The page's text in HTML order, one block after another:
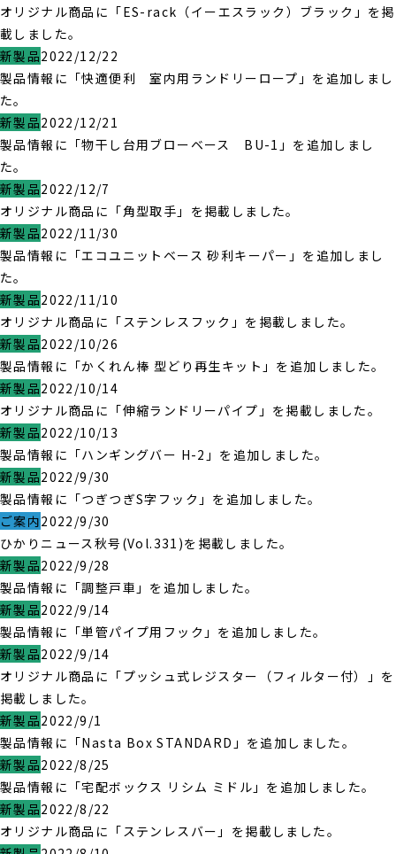
オリジナル商品に「ES-rack（イーエスラック）ブラック」を掲
載しました。
新製品2022/12/22
製品情報に「快適便利 室内用ランドリーロープ」を追加しまし
た。
新製品2022/12/21
製品情報に「物干し台用ブローベース BU-1」を追加しまし
た。
新製品2022/12/7
オリジナル商品に「角型取手」を掲載しました。
新製品2022/11/30
製品情報に「エコユニットベース 砂利キーパー」を追加しまし
た。
新製品2022/11/10
オリジナル商品に「ステンレスフック」を掲載しました。
新製品2022/10/26
製品情報に「かくれん棒 型どり再生キット」を追加しました。
新製品2022/10/14
オリジナル商品に「伸縮ランドリーパイプ」を掲載しました。
新製品2022/10/13
製品情報に「ハンギングバー H-2」を追加しました。
新製品2022/9/30
製品情報に「つぎつぎS字フック」を追加しました。
ご案内2022/9/30
ひかりニュース秋号(Vol.331)を掲載しました。
新製品2022/9/28
製品情報に「調整戸車」を追加しました。
新製品2022/9/14
製品情報に「単管パイプ用フック」を追加しました。
新製品2022/9/14
オリジナル商品に「プッシュ式レジスター（フィルター付）」を
掲載しました。
新製品2022/9/1
製品情報に「Nasta Box STANDARD」を追加しました。
新製品2022/8/25
製品情報に「宅配ボックス リシム ミドル」を追加しました。
新製品2022/8/22
オリジナル商品に「ステンレスバー」を掲載しました。